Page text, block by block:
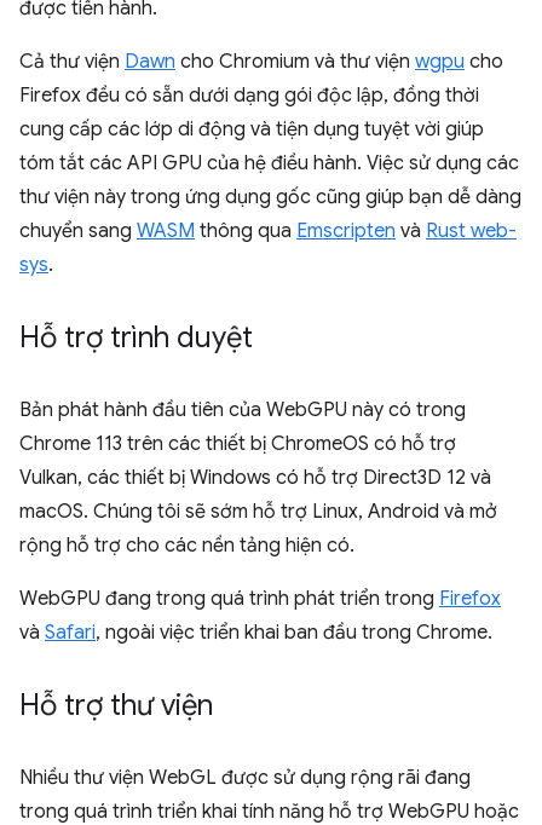
được tiến hành.
Cả thư viện Dawn cho Chromium và thư viện wgpu cho
Firefox đều có sẵn dưới dạng gói độc lập, đồng thời
cung cấp các lớp di động và tiện dụng tuyệt vời giúp
tóm tắt các API GPU của hệ điều hành. Việc sử dụng các
thư viện này trong ứng dụng gốc cũng giúp bạn dễ dàng
chuyển sang WASM thông qua Emscripten và Rust web-
sys.
Hỗ trợ trình duyệt
Bản phát hành đầu tiên của WebGPU này có trong
Chrome 113 trên các thiết bị ChromeOS có hỗ trợ
Vulkan, các thiết bị Windows có hỗ trợ Direct3D 12 và
macOS. Chúng tôi sẽ sớm hỗ trợ Linux, Android và mở
rộng hỗ trợ cho các nền tảng hiện có.
WebGPU đang trong quá trình phát triển trong Firefox
và Safari, ngoài việc triển khai ban đầu trong Chrome.
Hỗ trợ thư viện
Nhiều thư viện WebGL được sử dụng rộng rãi đang
trong quá trình triển khai tính năng hỗ trợ WebGPU hoặc